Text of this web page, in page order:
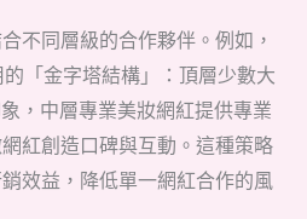
不同層級的合作夥伴。例如，
「金字塔結構」：頂層少數大
，中層專業美妝網紅提供專業
紅創造口碑與互動。這種策略
效益，降低單一網紅合作的風